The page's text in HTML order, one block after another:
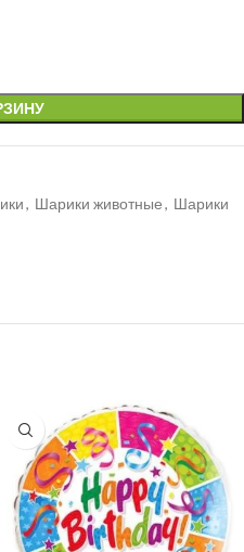
, Шарики животные, Шарики